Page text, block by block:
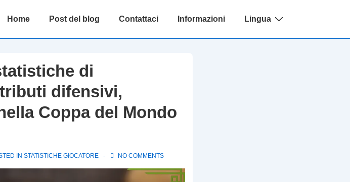
Main
Home Post del blog Contattaci Informazioni Lingua
di
difensivi,
Coppa del Mondo
IN STATISTICHE GIOCATORE NO COMMENTS